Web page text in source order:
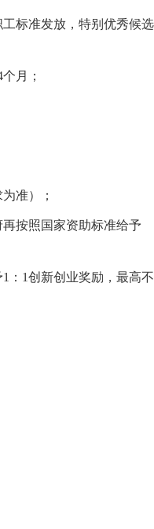
标准发放，特别优秀候选
月；
准）；
按照国家资助标准给予
：1创新创业奖励，最高不